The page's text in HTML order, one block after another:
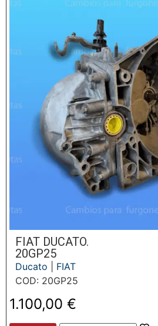
FIAT DUCATO.
20GP25
Ducato
FIAT
COD: 20GP25
1.100,00 €